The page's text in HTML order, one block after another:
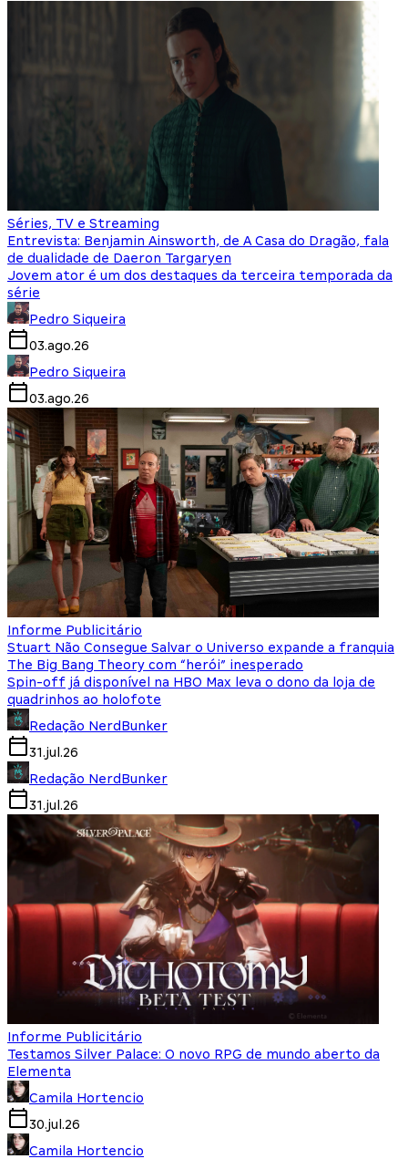
Séries, TV e Streaming
Entrevista: Benjamin Ainsworth, de A Casa do Dragão, fala
de dualidade de Daeron Targaryen
Jovem ator é um dos destaques da terceira temporada da
série
Pedro Siqueira
03.ago.26
Pedro Siqueira
03.ago.26
Informe Publicitário
Stuart Não Consegue Salvar o Universo expande a franquia
The Big Bang Theory com “herói” inesperado
Spin-off já disponível na HBO Max leva o dono da loja de
quadrinhos ao holofote
Redação NerdBunker
31.jul.26
Redação NerdBunker
31.jul.26
Informe Publicitário
Testamos Silver Palace: O novo RPG de mundo aberto da
Elementa
Camila Hortencio
30.jul.26
Camila Hortencio